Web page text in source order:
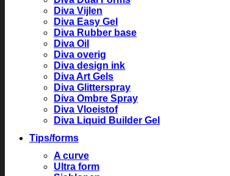
Diva Vijlen
Diva Easy Gel
Diva Rubber base
Diva Oil
Diva overig
Diva design ink
Diva Art Gels
Diva Glitterspray
Diva Ombre Spray
Diva Vloeistof
Diva Liquid Builder Gel
Tips/forms
A curve
Ultra form